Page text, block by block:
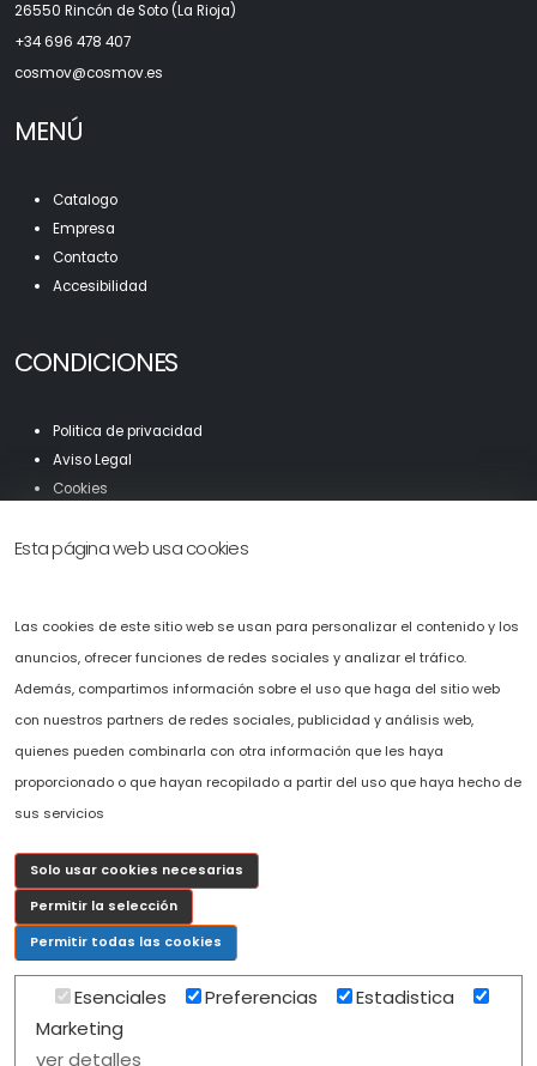
26550 Rincón de Soto (La Rioja)
+34 696 478 407
cosmov@cosmov.es
MENÚ
Catalogo
Empresa
Contacto
Accesibilidad
CONDICIONES
Politica de privacidad
Aviso Legal
Cookies
Accesibilidad
Solicítenos presupuesto sin compromiso.
Puede ponerse en contacto con nosotros llamando al+34 696 478 407
completando el fomulario de solicitud de presupuesto que hemos
puesto a su disposición en la web.
cosmov@cosmov.es
Copyright 2026 COSMOV. |
Esta página web usa cookies
Las cookies de este sitio web se usan para personalizar el contenido y los
anuncios, ofrecer funciones de redes sociales y analizar el tráfico.
Además, compartimos información sobre el uso que haga del sitio web
con nuestros partners de redes sociales, publicidad y análisis web,
quienes pueden combinarla con otra información que les haya
proporcionado o que hayan recopilado a partir del uso que haya hecho de
sus servicios
Solo usar cookies necesarias
Permitir la selección
Permitir todas las cookies
Esenciales Preferencias
Estadistica
Marketing
ver detalles